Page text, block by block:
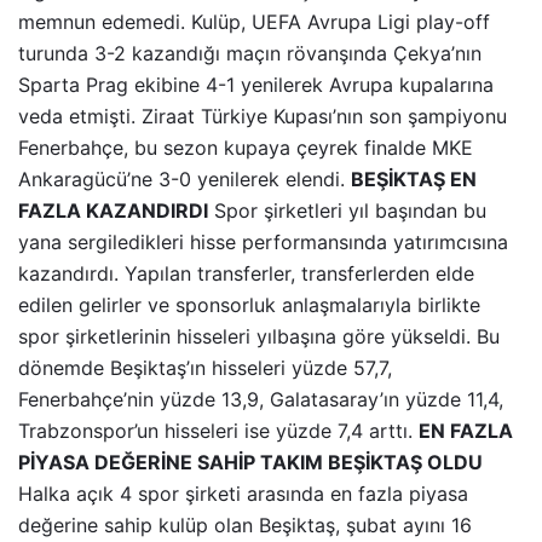
memnun edemedi. Kulüp, UEFA Avrupa Ligi play-off
turunda 3-2 kazandığı maçın rövanşında Çekya’nın
Sparta Prag ekibine 4-1 yenilerek Avrupa kupalarına
veda etmişti. Ziraat Türkiye Kupası’nın son şampiyonu
Fenerbahçe, bu sezon kupaya çeyrek finalde MKE
Ankaragücü’ne 3-0 yenilerek elendi. BEŞİKTAŞ EN
FAZLA KAZANDIRDI Spor şirketleri yıl başından bu
yana sergiledikleri hisse performansında yatırımcısına
kazandırdı. Yapılan transferler, transferlerden elde
edilen gelirler ve sponsorluk anlaşmalarıyla birlikte
spor şirketlerinin hisseleri yılbaşına göre yükseldi. Bu
dönemde Beşiktaş’ın hisseleri yüzde 57,7,
Fenerbahçe’nin yüzde 13,9, Galatasaray’ın yüzde 11,4,
Trabzonspor’un hisseleri ise yüzde 7,4 arttı. EN FAZLA
PİYASA DEĞERİNE SAHİP TAKIM BEŞİKTAŞ OLDU
Halka açık 4 spor şirketi arasında en fazla piyasa
değerine sahip kulüp olan Beşiktaş, şubat ayını 16